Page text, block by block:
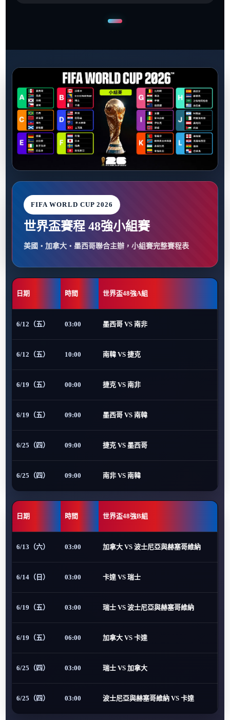
FIFA WORLD CUP 2026
世界盃賽程 48強小組賽
美國・加拿大・墨西哥聯合主辦，小組賽完整賽程表
日期 時間 世界盃48強A組
6/12（五） 03:00 墨西哥 VS 南非
6/12（五） 10:00 南韓 VS 捷克
6/19（五） 00:00 捷克 VS 南非
6/19（五） 09:00 墨西哥 VS 南韓
6/25（四） 09:00 捷克 VS 墨西哥
6/25（四） 09:00 南非 VS 南韓
日期 時間 世界盃48強B組
6/13（六） 03:00 加拿大 VS 波士尼亞與赫塞哥維納
6/14（日） 03:00 卡達 VS 瑞士
6/19（五） 03:00 瑞士 VS 波士尼亞與赫塞哥維納
6/19（五） 06:00 加拿大 VS 卡達
6/25（四） 03:00 瑞士 VS 加拿大
6/25（四） 03:00 波士尼亞與赫塞哥維納 VS 卡達